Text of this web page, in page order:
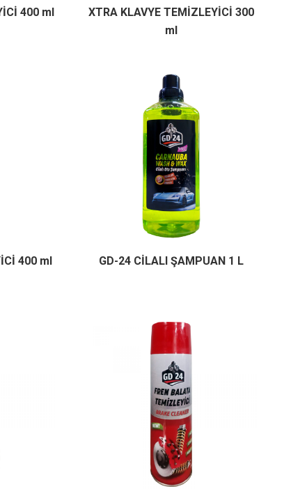
400 ml
XTRA KLAVYE TEMİZLEYİCİ 300
ml
400 ml GD-24 CİLALI ŞAMPUAN 1 L